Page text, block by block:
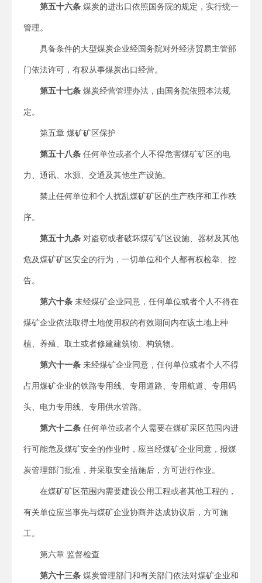
第五十六条 煤炭的进出口依照国务院的规定，实行统一
管理。
具备条件的大型煤炭企业经国务院对外经济贸易主管部
门依法许可，有权从事煤炭出口经营。
第五十七条 煤炭经营管理办法，由国务院依照本法规
定。
第五章 煤矿矿区保护
第五十八条 任何单位或者个人不得危害煤矿矿区的电
力、通讯、水源、交通及其他生产设施。
禁止任何单位和个人扰乱煤矿矿区的生产秩序和工作秩
序。
第五十九条 对盗窃或者破坏煤矿矿区设施、器材及其他
危及煤矿矿区安全的行为，一切单位和个人都有权检举、控
告。
第六十条 未经煤矿企业同意，任何单位或者个人不得在
煤矿企业依法取得土地使用权的有效期间内在该土地上种
植、养殖、取土或者修建建筑物、构筑物。
第六十一条 未经煤矿企业同意，任何单位或者个人不得
占用煤矿企业的铁路专用线、专用道路、专用航道、专用码
头、电力专用线、专用供水管路。
第六十二条 任何单位或者个人需要在煤矿采区范围内进
行可能危及煤矿安全的作业时，应当经煤矿企业同意，报煤
炭管理部门批准，并采取安全措施后，方可进行作业。
在煤矿矿区范围内需要建设公用工程或者其他工程的，
有关单位应当事先与煤矿企业协商并达成协议后，方可施
工。
第六章 监督检查
第六十三条 煤炭管理部门和有关部门依法对煤矿企业和